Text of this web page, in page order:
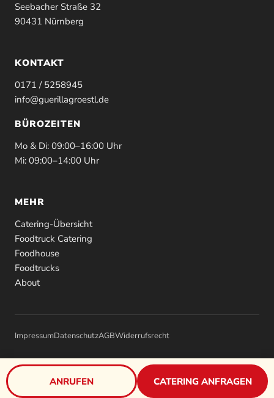
Seebacher Straße 32
90431 Nürnberg
KONTAKT
0171 / 5258945
info@guerillagroestl.de
BÜROZEITEN
Mo & Di: 09:00–16:00 Uhr
Mi: 09:00–14:00 Uhr
MEHR
Catering-Übersicht
Foodtruck Catering
Foodhouse
Foodtrucks
About
ImpressumDatenschutzAGBWiderrufsrecht
ANRUFEN CATERING ANFRAGEN